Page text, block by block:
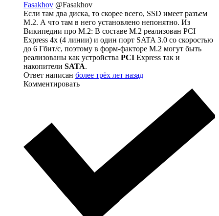
Fasakhov @Fasakhov
Если там два диска, то скорее всего, SSD имеет разъем
M.2. А что там в него установлено непонятно. Из
Википедии про M.2: В составе M.2 реализован PCI
Express 4x (4 линии) и один порт SATA 3.0 со скоростью
до 6 Гбит/с, поэтому в форм-факторе M.2 могут быть
реализованы как устройства PCI Express так и
накопители SATA.
Ответ написан более трёх лет назад
Комментировать